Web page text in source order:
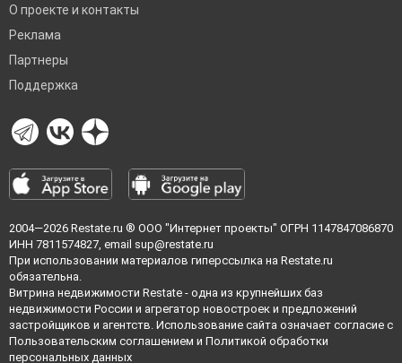
О проекте и контакты
Реклама
Партнеры
Поддержка
2004—2026 Restate.ru ® ООО "Интернет проекты" ОГРН 1147847086870
ИНН 7811574827, email sup@restate.ru
При использовании материалов гиперссылка на Restate.ru
обязательна.
Витрина недвижимости Restate - одна из крупнейших баз
недвижимости России и агрегатор новостроек и предложений
застройщиков и агентств. Использование сайта означает согласие с
Пользовательским соглашением и Политикой обработки
персональных данных